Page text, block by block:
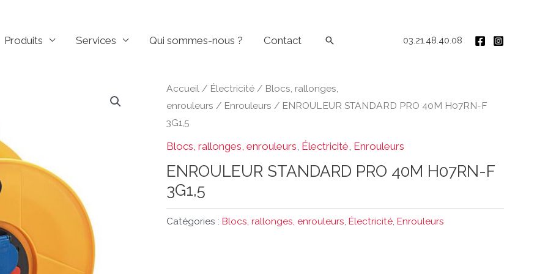
Produits Services Qui sommes-nous ? Contact Rechercher 03.21.48.40.08
Accueil / Électricité / Blocs, rallonges,
enrouleurs / Enrouleurs / ENROULEUR STANDARD PRO 40M H07RN-F
3G1,5
Blocs, rallonges, enrouleurs Électricité Enrouleurs
ENROULEUR STANDARD PRO 40M H07RN-F
3G1,5
Catégories : Blocs, rallonges, enrouleurs, Électricité, Enrouleurs